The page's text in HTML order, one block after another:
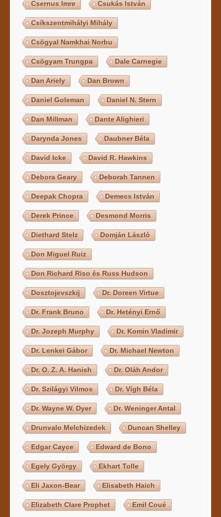
Csernus Imre Csukás István
Csíkszentmihályi Mihály
Csögyal Namkhai Norbu
Csögyam Trungpa Dale Carnegie
Dan Ariely Dan Brown
Daniel Goleman Daniel N. Stern
Dan Millman Dante Alighieri
Darynda Jones Daubner Béla
David Icke David R. Hawkins
Debora Geary Deborah Tannen
Deepak Chopra Demecs István
Derek Prince Desmond Morris
Diethard Stelz Domján László
Don Miguel Ruiz
Don Richard Riso és Russ Hudson
Dosztojevszkij Dr. Doreen Virtue
Dr. Frank Bruno Dr. Hetényi Ernő
Dr. Jozeph Murphy Dr. Komin Vladimir
Dr. Lenkei Gábor Dr. Michael Newton
Dr. O. Z. A. Hanish Dr. Oláh Andor
Dr. Szilágyi Vilmos Dr. Vígh Béla
Dr. Wayne W. Dyer Dr. Weninger Antal
Drunvalo Melchizedek Duncan Shelley
Edgar Cayce Edward de Bono
Egely György Ekhart Tolle
Eli Jaxon-Bear Elisabeth Haich
Elizabeth Clare Prophet Emil Coué